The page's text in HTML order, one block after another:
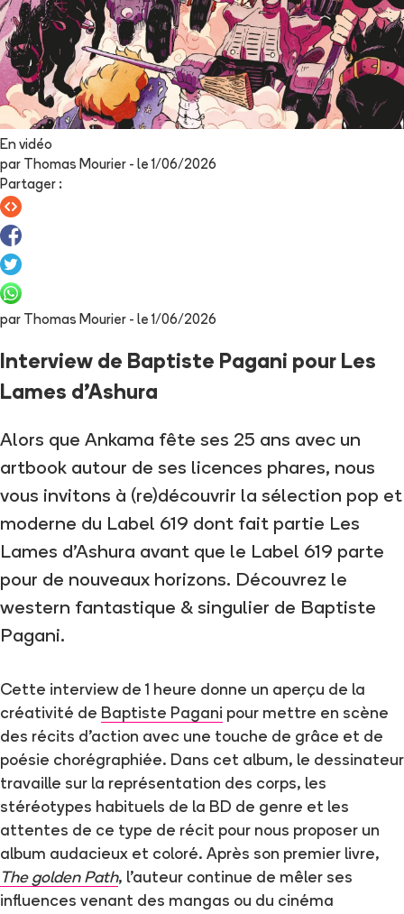
En vidéo
par Thomas Mourier - le 1/06/2026
Partager :
par Thomas Mourier - le 1/06/2026
Interview de Baptiste Pagani pour Les
Lames d’Ashura
Alors que Ankama fête ses 25 ans avec un
artbook autour de ses licences phares, nous
vous invitons à (re)découvrir la sélection pop et
moderne du Label 619 dont fait partie Les
Lames d’Ashura avant que le Label 619 parte
pour de nouveaux horizons. Découvrez le
western fantastique & singulier de Baptiste
Pagani.
Cette interview de 1 heure donne un aperçu de la
créativité de Baptiste Pagani pour mettre en scène
des récits d’action avec une touche de grâce et de
poésie chorégraphiée. Dans cet album, le dessinateur
travaille sur la représentation des corps, les
stéréotypes habituels de la BD de genre et les
attentes de ce type de récit pour nous proposer un
album audacieux et coloré. Après son premier livre,
The golden Path, l’auteur continue de mêler ses
influences venant des mangas ou du cinéma